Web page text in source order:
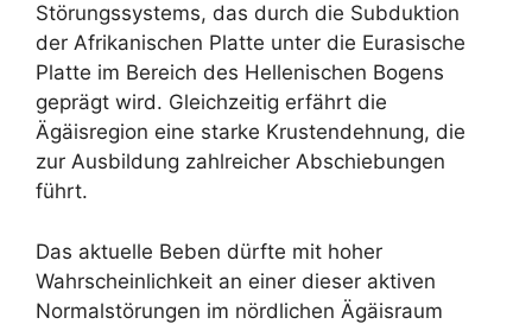
Störungssystems, das durch die Subduktion
der Afrikanischen Platte unter die Eurasische
Platte im Bereich des Hellenischen Bogens
geprägt wird. Gleichzeitig erfährt die
Ägäisregion eine starke Krustendehnung, die
zur Ausbildung zahlreicher Abschiebungen
führt.
Das aktuelle Beben dürfte mit hoher
Wahrscheinlichkeit an einer dieser aktiven
Normalstörungen im nördlichen Ägäisraum